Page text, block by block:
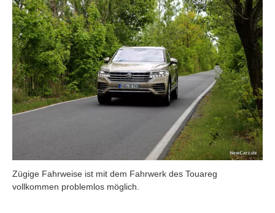
Zügige Fahrweise ist mit dem Fahrwerk des Touareg
vollkommen problemlos möglich.